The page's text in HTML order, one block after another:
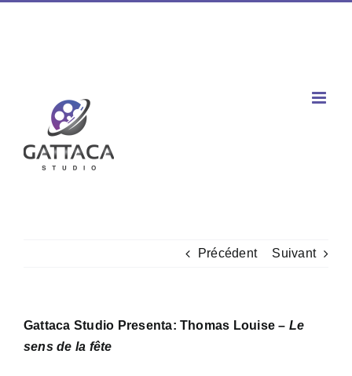
Précédent Suivant
Gattaca Studio Presenta: Thomas Louise – Le
sens de la fête